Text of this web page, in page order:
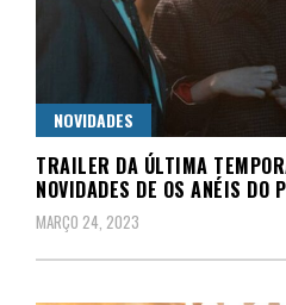
NOVIDADES
TRAILER DA ÚLTIMA
NOVIDADES DE OS ANÉIS DO
MARÇO 24, 2023